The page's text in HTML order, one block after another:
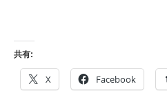
共有:
X Facebook